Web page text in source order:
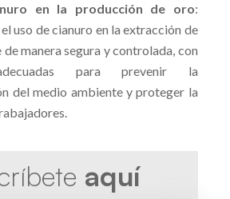
en la producción de oro:
uso de cianuro en la extracción de
de manera segura y controlada, con
para prevenir la
del medio ambiente y proteger la
aquí